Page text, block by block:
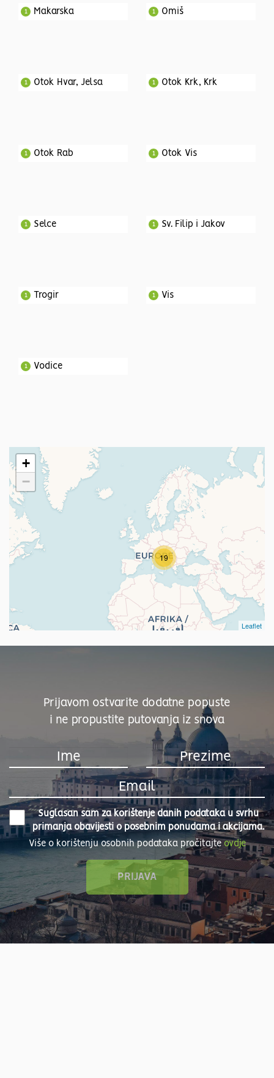
Makarska
1 Omiš
1
Otok Hvar, Jelsa
1 Otok Krk, Krk
1
Otok Rab
1 Otok Vis
1
Selce
1 Sv. Filip i Jakov
1
Trogir
1 Vis
1
Vodice
1
19
+
−
Leaflet
Prijavom ostvarite dodatne popuste
i ne propustite putovanja iz snova
Suglasan sam za korištenje danih podataka u svrhu
primanja obavijesti o posebnim ponudama i akcijama.
Više o korištenju osobnih podataka pročitajteovdje